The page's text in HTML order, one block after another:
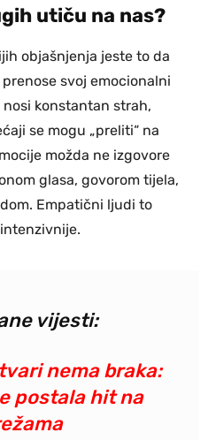
utiču na nas?
objašnjenja jeste to da
svoj emocionalni
konstantan strah,
se mogu „preliti“ na
možda ne izgovore
glasa, govorom tijela,
Empatični ljudi to
vijesti:
nema braka:
postala hit na